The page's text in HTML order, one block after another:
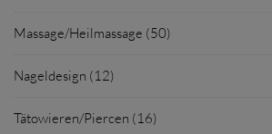
Massage/Heilmassage (50)
Nageldesign (12)
Tätowieren/Piercen (16)